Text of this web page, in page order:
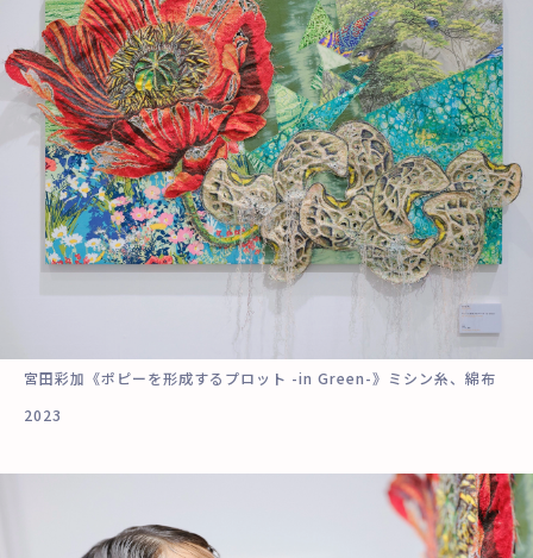
宮田彩加《ポピーを形成するプロット -in Green-》ミシン糸、綿布
2023